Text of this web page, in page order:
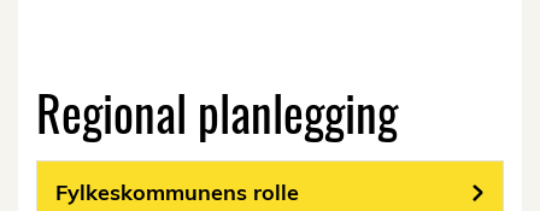
Regional planlegging
Fylkeskommunens rolle